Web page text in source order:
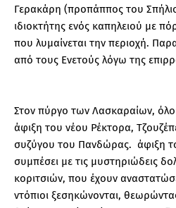
Γερακάρη (προπάππος του
ιδιοκτήτης ενός καπηλειού με
που λυμαίνεται την περιοχή.
από τους Ενετούς λόγω της
Στον πύργο των Λασκαραίων,
άφιξη του νέου Ρέκτορα,
συζύγου του Πανδώρας. άφιξη
συμπέσει με τις μυστηριώδεις
κοριτσιών, που έχουν
ντόπιοι ξεσηκώνονται,